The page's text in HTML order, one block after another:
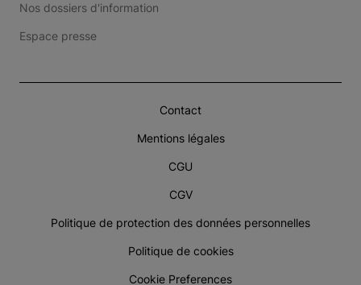
Nos dossiers d'information
Espace presse
Contact
Mentions légales
CGU
CGV
Politique de protection des données personnelles
Politique de cookies
Cookie Preferences